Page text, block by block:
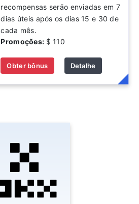
recompensas serão enviadas em 7
dias úteis após os dias 15 e 30 de
cada mês.
Promoções: $ 110
Obter bônus Detalhe